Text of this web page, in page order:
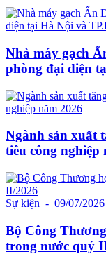
Nhà máy gạch
phòng đại diện
Ngành sản xuất
tiêu công nghiệp
Sự kiện - 09/07/2026
Bộ Công
trong nước quý